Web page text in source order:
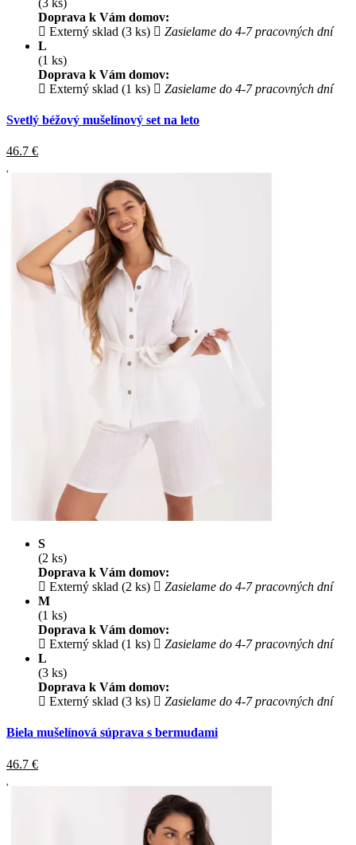
Doprava k Vám domov:
Externý sklad (3 ks)
Zasielame do 4-7 pracovných dní
L
(1 ks)
Doprava k Vám domov:
Externý sklad (1 ks)
Zasielame do 4-7 pracovných dní
Svetlý béžový mušelínový set na leto
46.7 €
S
(2 ks)
Doprava k Vám domov:
Externý sklad (2 ks)
Zasielame do 4-7 pracovných dní
M
(1 ks)
Doprava k Vám domov:
Externý sklad (1 ks)
Zasielame do 4-7 pracovných dní
L
(3 ks)
Doprava k Vám domov:
Externý sklad (3 ks)
Zasielame do 4-7 pracovných dní
Biela mušelínová súprava s bermudami
46.7 €